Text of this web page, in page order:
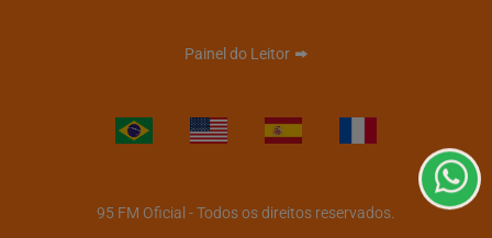
Painel do Leitor
95 FM Oficial - Todos os direitos reservados.
Esse site utiliza cookies para melhorar sua experiência
Privacidade.
PROSSEGUIR